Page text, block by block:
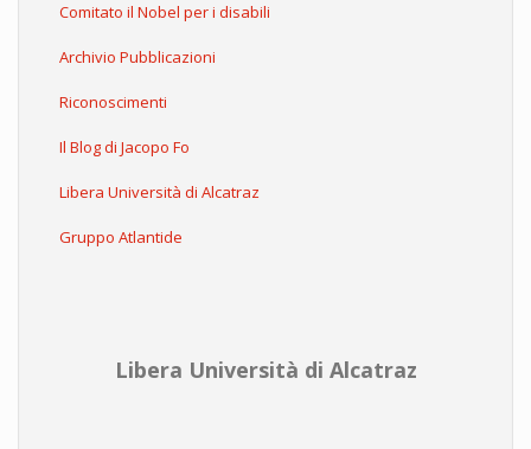
Comitato il Nobel per i disabili
Archivio Pubblicazioni
Riconoscimenti
Il Blog di Jacopo Fo
Libera Università di Alcatraz
Gruppo Atlantide
Libera Università di Alcatraz